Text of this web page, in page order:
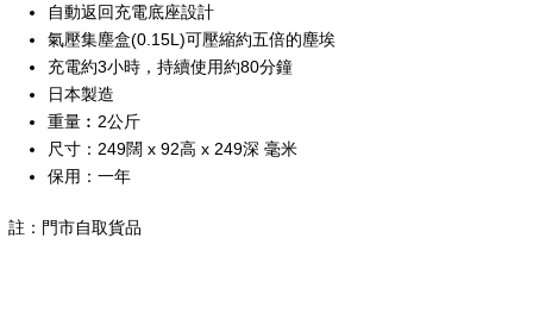
自動返回充電底座設計
氣壓集塵盒(0.15L)可壓縮約五倍的塵埃
充電約3小時，持續使用約80分鐘
日本製造
重量︰2公斤
尺寸：249闊 x 92高 x 249深 毫米
保用：一年
註：門市自取貨品